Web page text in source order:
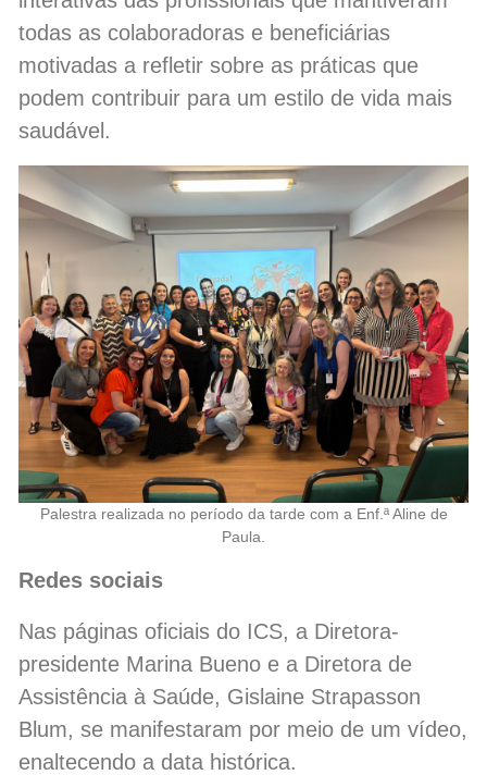
todas as colaboradoras e beneficiárias
motivadas a refletir sobre as práticas que
podem contribuir para um estilo de vida mais
saudável.
Palestra realizada no período da tarde com a Enf.ª Aline de
Paula.
Redes sociais
Nas páginas oficiais do ICS, a Diretora-
presidente Marina Bueno e a Diretora de
Assistência à Saúde, Gislaine Strapasson
Blum, se manifestaram por meio de um vídeo,
enaltecendo a data histórica.